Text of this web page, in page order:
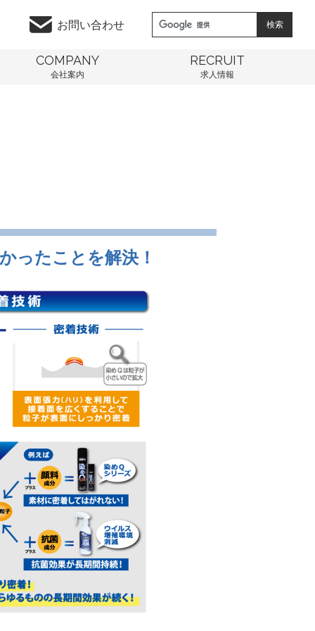
お問い合わせ
COMPANY
会社案内
RECRUIT
求人情報
ったことを解決！